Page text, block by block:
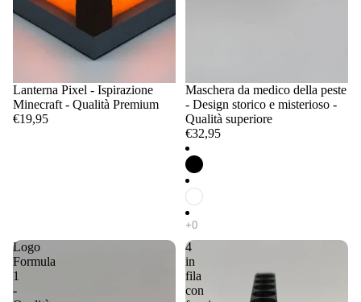
Lanterna Pixel - Ispirazione
Minecraft - Qualità Premium
€19,95
Maschera da medico della peste
- Design storico e misterioso -
Qualità superiore
€32,95
Logo
Formula
1
-
4
in
fila
con